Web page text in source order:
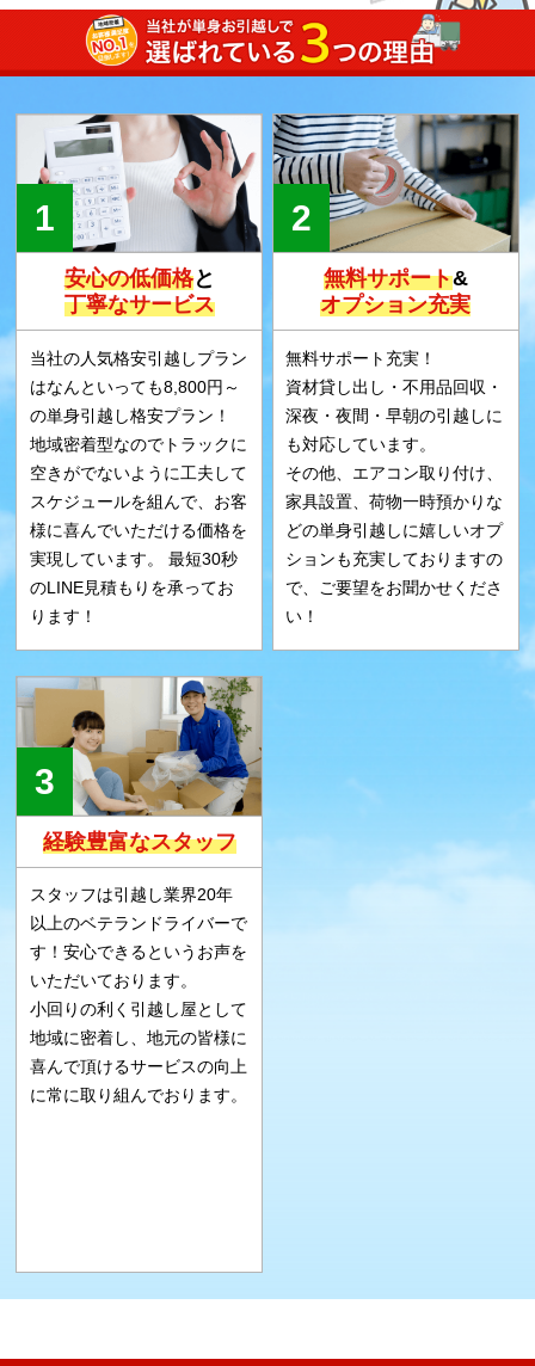
安心の低価格と
丁寧なサービス
当社の人気格安引越しプラン
はなんといっても8,800円～
の単身引越し格安プラン！
地域密着型なのでトラックに
空きがでないように工夫して
スケジュールを組んで、お客
様に喜んでいただける価格を
実現しています。 最短30秒
のLINE見積もりを承ってお
ります！
無料サポート&
オプション充実
無料サポート充実！
資材貸し出し・不用品回収・
深夜・夜間・早朝の引越しに
も対応しています。
その他、エアコン取り付け、
家具設置、荷物一時預かりな
どの単身引越しに嬉しいオプ
ションも充実しておりますの
で、ご要望をお聞かせくださ
い！
経験豊富なスタッフ
スタッフは引越し業界20年
以上のベテランドライバーで
す！安心できるというお声を
いただいております。
小回りの利く引越し屋として
地域に密着し、地元の皆様に
喜んで頂けるサービスの向上
に常に取り組んでおります。